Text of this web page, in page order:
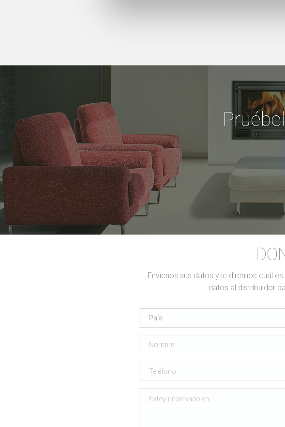
Envíenos sus datos y le diremos cuál
datos al distribuidor
País